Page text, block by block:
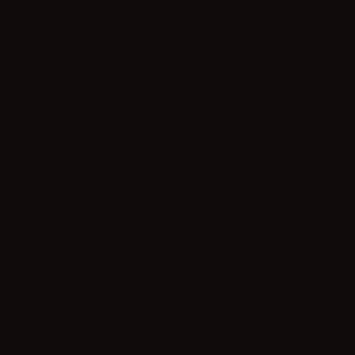
шансы на участие в проектах. Ниже мы подробно